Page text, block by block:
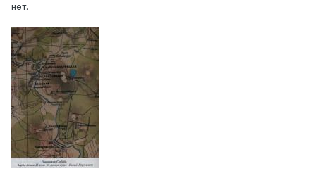
нет.